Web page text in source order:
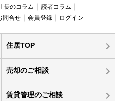
長のコラム
読者コラム
問合せ 会員登録 ログイン
住居TOP
売却のご相談
賃貸管理のご相談